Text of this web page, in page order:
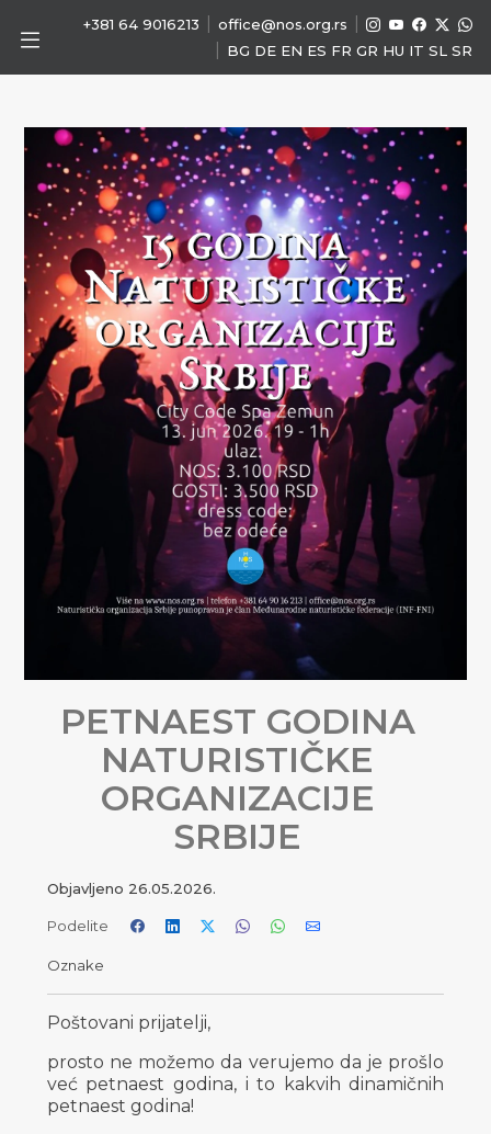
+381 64 9016213 office@nos.org.rs
BG DE EN ES FR GR HU IT SL SR
PETNAEST GODINA
NATURISTIČKE
ORGANIZACIJE
SRBIJE
Objavljeno 26.05.2026.
Podelite
Oznake
Poštovani prijatelji,
prosto ne možemo da verujemo da je prošlo
već petnaest godina, i to kakvih dinamičnih
petnaest godina!